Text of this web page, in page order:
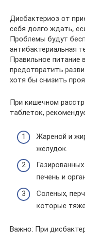
Дисбактериоз от
себя долго ждать,
Проблемы будут
антибактериальная
Правильное питание
предотвратить
хотя бы снизить
При кишечном
таблеток,
Жареной и
желудок.
печень и
Соленых,
которые
Важно: При